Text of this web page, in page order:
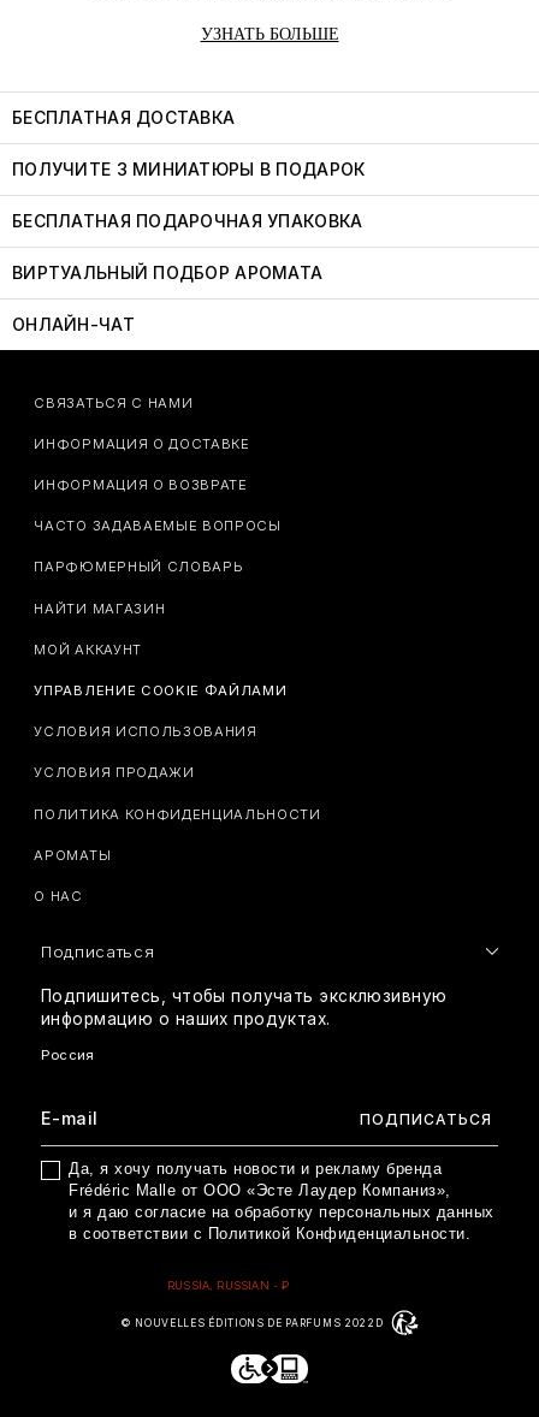
УЗНАТЬ БОЛЬШЕ
БЕСПЛАТНАЯ ДОСТАВКА
ПОЛУЧИТЕ 3 МИНИАТЮРЫ В ПОДАРОК
БЕСПЛАТНАЯ ПОДАРОЧНАЯ УПАКОВКА
ВИРТУАЛЬНЫЙ ПОДБОР АРОМАТА
ОНЛАЙН-ЧАТ
СВЯЗАТЬСЯ С НАМИ
ИНФОРМАЦИЯ О ДОСТАВКЕ
ИНФОРМАЦИЯ О ВОЗВРАТЕ
ЧАСТО ЗАДАВАЕМЫЕ ВОПРОСЫ
ПАРФЮМЕРНЫЙ СЛОВАРЬ
НАЙТИ МАГАЗИН
МОЙ АККАУНТ
УПРАВЛЕНИЕ COOKIE ФАЙЛАМИ
УСЛОВИЯ ИСПОЛЬЗОВАНИЯ
УСЛОВИЯ ПРОДАЖИ
ПОЛИТИКА КОНФИДЕНЦИАЛЬНОСТИ
АРОМАТЫ
О НАС
Подписаться
Подпишитесь, чтобы получать эксклюзивную
информацию о наших продуктах.
Да, я хочу получать новости и рекламу бренда
Frédéric Malle от ООО «Эсте Лаудер Компаниз»,
и я даю согласие на обработку персональных данных
в соответствии с Политикой Конфиденциальности.
© NOUVELLES ÉDITIONS DE PARFUMS 2022D